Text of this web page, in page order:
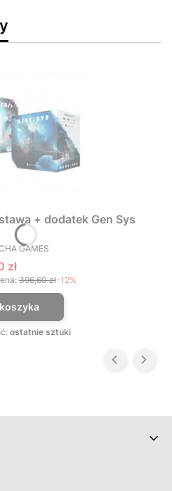
+ dodatek Gen Sys
PRODUCENT
GAMES
zł
396,60 zł-12%
ostatnie sztuki